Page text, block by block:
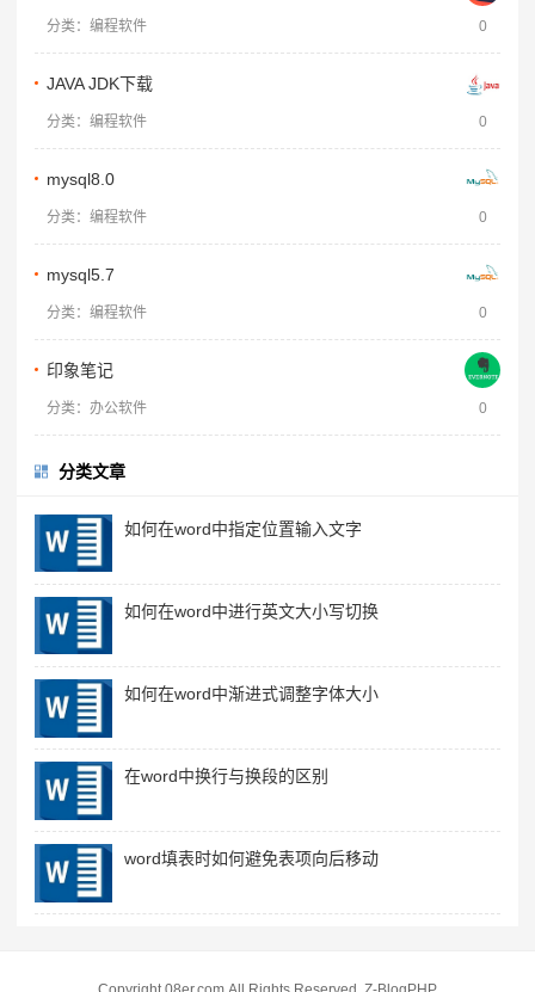
分类：编程软件 0
JAVA JDK下载
分类：编程软件 0
mysql8.0
分类：编程软件 0
mysql5.7
分类：编程软件 0
印象笔记
分类：办公软件 0
分类文章
如何在word中指定位置输入文字
如何在word中进行英文大小写切换
如何在word中渐进式调整字体大小
在word中换行与换段的区别
word填表时如何避免表项向后移动